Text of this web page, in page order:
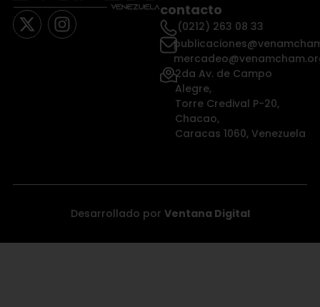
contacto
(0212) 263 08 33
2da Av. de Campo
Alegre,
Torre Credival P-20,
Chacao,
Caracas 1060, Venezuela
Desarrollado por Ventana Digital